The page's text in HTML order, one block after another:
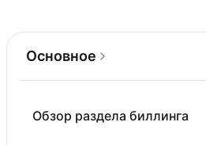
Основное
Обзор раздела биллинга